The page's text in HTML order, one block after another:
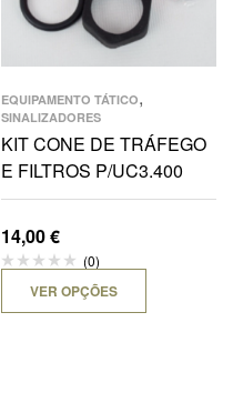
EQUIPAMENTO TÁTICO,
SINALIZADORES
KIT CONE DE TRÁFEGO
E FILTROS P/UC3.400
14,00€
(0)
VER OPÇÕES